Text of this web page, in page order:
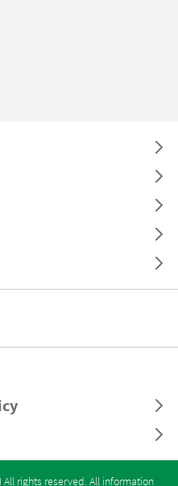
rights reserved. All information